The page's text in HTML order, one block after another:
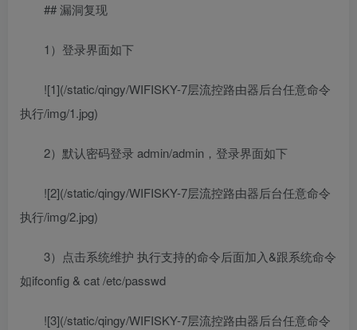
## 漏洞复现
1）登录界面如下
![1](/static/qingy/WIFISKY-7层流控路由器后台任意命令
执行/img/1.jpg)
2）默认密码登录 admin/admin，登录界面如下
![2](/static/qingy/WIFISKY-7层流控路由器后台任意命令
执行/img/2.jpg)
3）点击系统维护 执行支持的命令后面加入&跟系统命令
如ifconfig & cat /etc/passwd
![3](/static/qingy/WIFISKY-7层流控路由器后台任意命令